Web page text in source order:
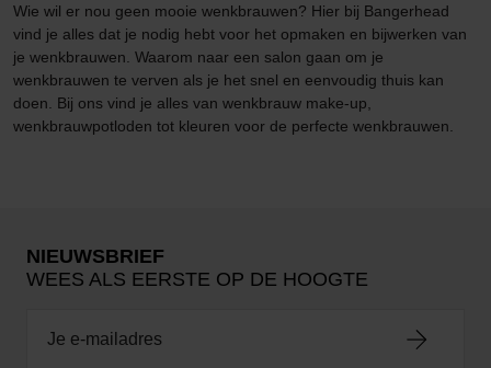
Wie wil er nou geen mooie wenkbrauwen? Hier bij Bangerhead
vind je alles dat je nodig hebt voor het opmaken en bijwerken van
je wenkbrauwen. Waarom naar een salon gaan om je
wenkbrauwen te verven als je het snel en eenvoudig thuis kan
doen. Bij ons vind je alles van wenkbrauw make-up,
wenkbrauwpotloden tot kleuren voor de perfecte wenkbrauwen.
NIEUWSBRIEF
WEES ALS EERSTE OP DE HOOGTE